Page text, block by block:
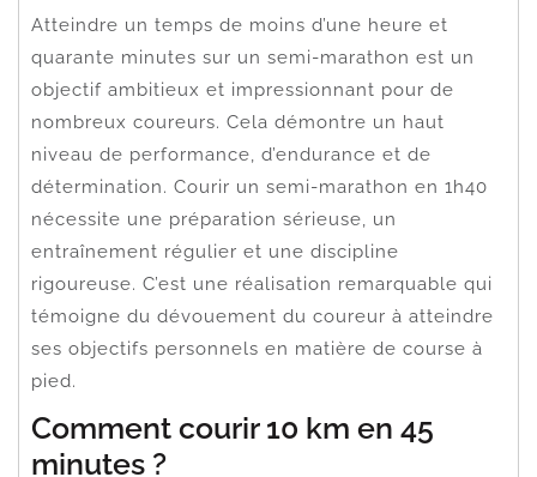
Atteindre un temps de moins d’une heure et
quarante minutes sur un semi-marathon est un
objectif ambitieux et impressionnant pour de
nombreux coureurs. Cela démontre un haut
niveau de performance, d’endurance et de
détermination. Courir un semi-marathon en 1h40
nécessite une préparation sérieuse, un
entraînement régulier et une discipline
rigoureuse. C’est une réalisation remarquable qui
témoigne du dévouement du coureur à atteindre
ses objectifs personnels en matière de course à
pied.
Comment courir 10 km en 45
minutes ?